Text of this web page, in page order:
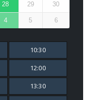
28 29 30
4 5 6
10:30
12:00
13:30